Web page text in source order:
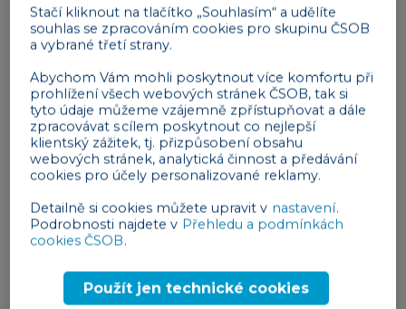
zaměstnavatele se sčítají. Z hrubého měsíčního
příjmu ze všech dohod u jednoho zaměstnavatele
do 11 999 Kč včetně se tedy v roce 2026 nebude
odvádět zdravotní ani sociální pojištění.
Reklama
Jednotné měsíční hlášení
zaměstnavatele
Stačí kliknout na tlačítko „Souhlasím“ a udělíte
souhlas se zpracováním cookies pro skupinu ČSOB
a vybrané třetí strany.
Abychom Vám mohli poskytnout více komfortu při
prohlížení všech webových stránek ČSOB, tak si
tyto údaje můžeme vzájemně zpřístupňovat a dále
zpracovávat s cílem poskytnout co nejlepší
klientský zážitek, tj. přizpůsobení obsahu
webových stránek, analytická činnost a předávání
cookies pro účely personalizované reklamy.
Detailně si cookies můžete upravit v nastavení.
Podrobnosti najdete v Přehledu a podmínkách
cookies ČSOB.
Použít jen technické cookies